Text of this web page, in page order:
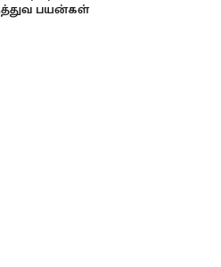
பயன்கள்